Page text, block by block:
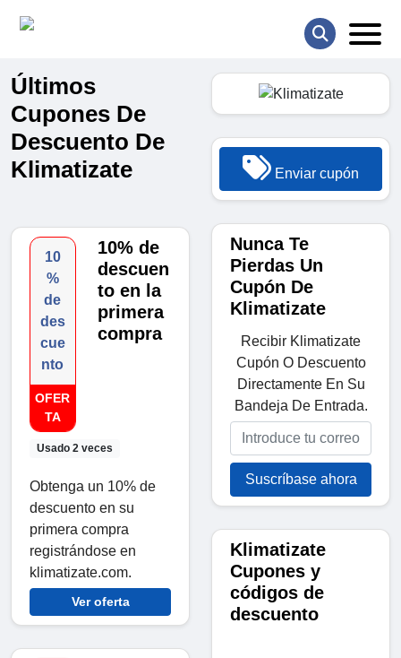
Últimos
Cupones De
Descuento De
Klimatizate
10
%
de
des
cue
nto
OFER
TA
Usado 2 veces
10% de
descuen
to en la
primera
compra
Obtenga un 10% de
descuento en su
primera compra
registrándose en
klimatizate.com.
Ver oferta
Enviar cupón
Nunca Te
Pierdas Un
Cupón De
Klimatizate
Recibir Klimatizate
Cupón O Descuento
Directamente En Su
Bandeja De Entrada.
Suscríbase ahora
Klimatizate
Cupones y
códigos de
descuento